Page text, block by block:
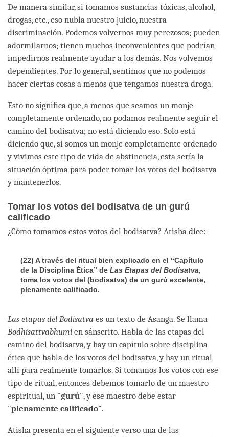
De manera similar, si tomamos sustancias tóxicas, alcohol,
drogas, etc., eso nubla nuestro juicio, nuestra
discriminación. Podemos volvernos muy perezosos; pueden
adormilarnos; tienen muchos inconvenientes que podrían
impedirnos realmente ayudar a los demás. Nos volvemos
dependientes. Por lo general, sentimos que no podemos
hacer ciertas cosas a menos que tengamos nuestra droga.
Esto no significa que, a menos que seamos un monje
completamente ordenado, no podamos realmente seguir el
camino del bodisatva; no está diciendo eso. Solo está
diciendo que, si somos un monje completamente ordenado
y vivimos este tipo de vida de abstinencia, esta sería la
situación óptima para poder tomar los votos del bodisatva
y mantenerlos.
Tomar los votos del bodisatva de un gurú
calificado
¿Cómo tomamos estos votos del bodisatva? Atisha dice:
(22) A través del ritual bien explicado en el “Capítulo
de la Disciplina Ética” de Las Etapas del Bodisatva,
toma los votos del (bodisatva) de un gurú excelente,
plenamente calificado.
Las etapas del Bodisatva es un texto de Asanga. Se llama
Bodhisattvabhumi en sánscrito. Habla de las etapas del
camino del bodisatva, y hay un capítulo sobre disciplina
ética que habla de los votos del bodisatva, y hay un ritual
allí para realmente tomarlos. Si tomamos los votos con ese
tipo de ritual, entonces debemos tomarlo de un maestro
espiritual, un "gurú", y ese maestro debe estar
"plenamente calificado".
Atisha presenta en el siguiente verso una de las